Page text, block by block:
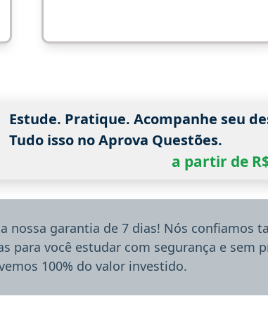
Estude. Pratique. Acompanhe seu
Tudo isso no Aprova Questões.
a partir de
a nossa garantia de 7 dias! Nós confiamos
para você estudar com segurança e sem
100% do valor investido.